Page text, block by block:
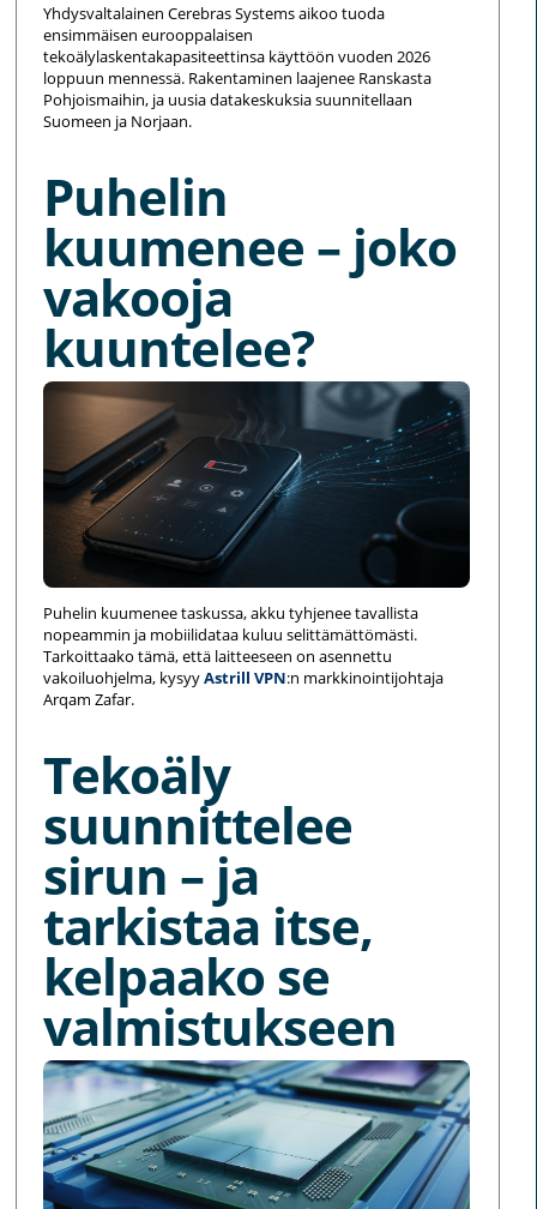
Yhdysvaltalainen Cerebras Systems aikoo tuoda
ensimmäisen eurooppalaisen
tekoälylaskentakapasiteettinsa käyttöön vuoden 2026
loppuun mennessä. Rakentaminen laajenee Ranskasta
Pohjoismaihin, ja uusia datakeskuksia suunnitellaan
Suomeen ja Norjaan.
Puhelin
kuumenee – joko
vakooja
kuuntelee?
Puhelin kuumenee taskussa, akku tyhjenee tavallista
nopeammin ja mobiilidataa kuluu selittämättömästi.
Tarkoittaako tämä, että laitteeseen on asennettu
vakoiluohjelma, kysyyAstrill VPN:n markkinointijohtaja
Arqam Zafar.
Tekoäly
suunnittelee
sirun – ja
tarkistaa itse,
kelpaako se
valmistukseen